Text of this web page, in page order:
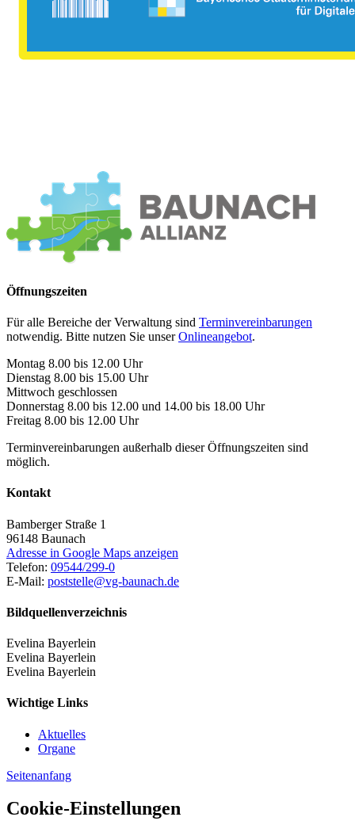
Öffnungszeiten
Für alle Bereiche der Verwaltung sind Terminvereinbarungen
notwendig. Bitte nutzen Sie unserOnlineangebot.
Montag 8.00 bis 12.00 Uhr
Dienstag 8.00 bis 15.00 Uhr
Mittwoch geschlossen
Donnerstag 8.00 bis 12.00 und 14.00 bis 18.00 Uhr
Freitag 8.00 bis 12.00 Uhr
Terminvereinbarungen außerhalb dieser Öffnungszeiten sind
möglich.
Kontakt
Bamberger Straße 1
96148 Baunach
Adresse in Google Maps anzeigen
Telefon: 09544/299-0
E-Mail: poststelle@vg-baunach.de
Bildquellenverzeichnis
Evelina Bayerlein
Evelina Bayerlein
Evelina Bayerlein
Wichtige Links
Aktuelles
Organe
Seitenanfang
Cookie-Einstellungen